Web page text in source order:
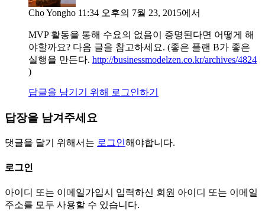
Cho Yongho 11:34 오후의 7월 23, 2015에서
MVP 활동을 통해 수요의 없음이 증명된다면 어떻게 해
야할까요? 다음 글을 참고하세요. (좋은 플랜 B가 좋은
실행을 만든다. http://businessmodelzen.co.kr/archives/4824
)
답글을 남기기 위해 로그인하기
답장을 남겨주세요
댓글을 달기 위해서는 로그인해야합니다.
로그인
아이디 또는 이메일가입시 입력하신 회원 아이디 또는 이메일
주소를 모두 사용할 수 있습니다.